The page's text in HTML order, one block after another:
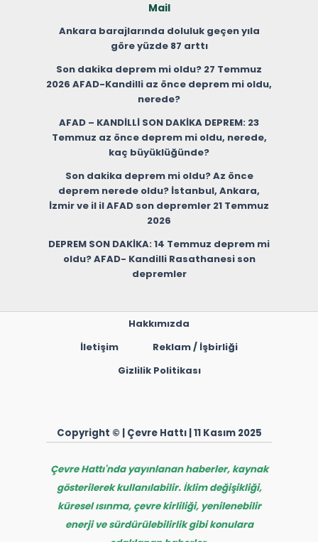
Mail
Ankara barajlarında doluluk geçen yıla
göre yüzde 87 arttı
Son dakika deprem mi oldu? 27 Temmuz
2026 AFAD-Kandilli az önce deprem mi oldu,
nerede?
AFAD – KANDİLLİ SON DAKİKA DEPREM: 23
Temmuz az önce deprem mi oldu, nerede,
kaç büyüklüğünde?
Son dakika deprem mi oldu? Az önce
deprem nerede oldu? İstanbul, Ankara,
İzmir ve il il AFAD son depremler 21 Temmuz
2026
DEPREM SON DAKİKA: 14 Temmuz deprem mi
oldu? AFAD- Kandilli Rasathanesi son
depremler
Hakkımızda
İletişim
Reklam / İşbirliği
Gizlilik Politikası
Copyright © | Çevre Hattı | 11 Kasım 2025
Çevre Hattı'nda yayınlanan haberler, kaynak
gösterilerek kullanılabilir. İklim değişikliği,
küresel ısınma, çevre kirliliği, yenilenebilir
enerji ve sürdürülebilirlik gibi konulara